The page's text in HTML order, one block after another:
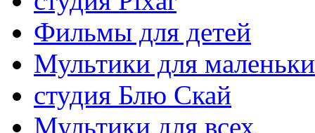
Фильмы для детей
Мультики для
студия Блю Скай
Мультики для всех